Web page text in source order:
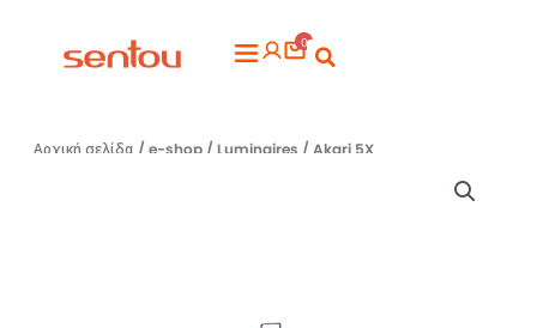
Flyout
0
Αρχική σελίδα / e-shop/ Luminaires / Akari 5X